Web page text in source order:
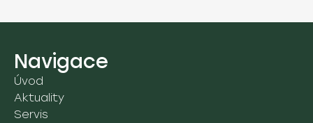
Navigace
Úvod
Aktuality
Servis